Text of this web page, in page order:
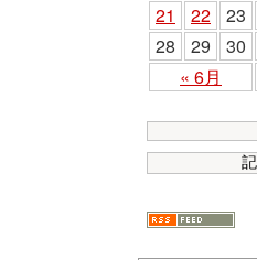
« 6月
21
22
23
28
29 30